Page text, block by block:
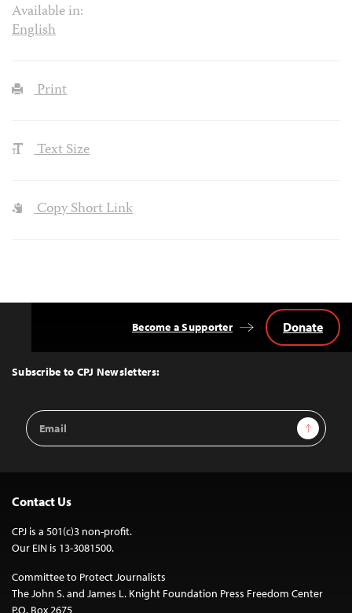
Available in:
English
Print
Text Size
Copy Short Link
Top
Subscribe to CPJ Newsletters:
Email
Address
Sign Up
Become a Supporter Donate
Contact Us
CPJ is a 501(c)3 non-profit.
Our EIN is 13-3081500.
Committee to Protect Journalists
The John S. and James L. Knight Foundation Press Freedom Center
P.O. Box 2675